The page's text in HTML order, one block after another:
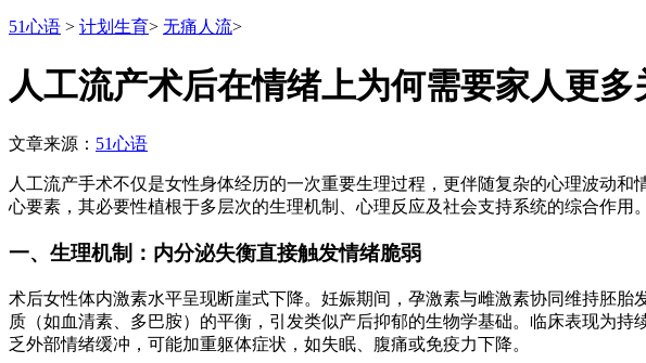
51心语 > 计划生育> 无痛人流>
人工流产术后在情绪上为何需要家人更多
文章来源： 51心语
人工流产手术不仅是女性身体经历的一次重要生理过程，更伴随复杂的心理波动
心要素，其必要性植根于多层次的生理机制、心理反应及社会支持系统的综合作用。
一、生理机制：内分泌失衡直接触发情绪脆弱
术后女性体内激素水平呈现断崖式下降。妊娠期间，孕激素与雌激素协同维持胚
质（如血清素、多巴胺）的平衡，引发类似产后抑郁的生物学基础。临床表现为
乏外部情绪缓冲，可能加重躯体症状，如失眠、腹痛或免疫力下降。